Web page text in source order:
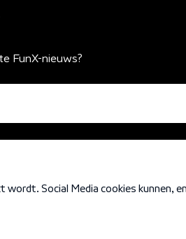
FunX-nieuws?